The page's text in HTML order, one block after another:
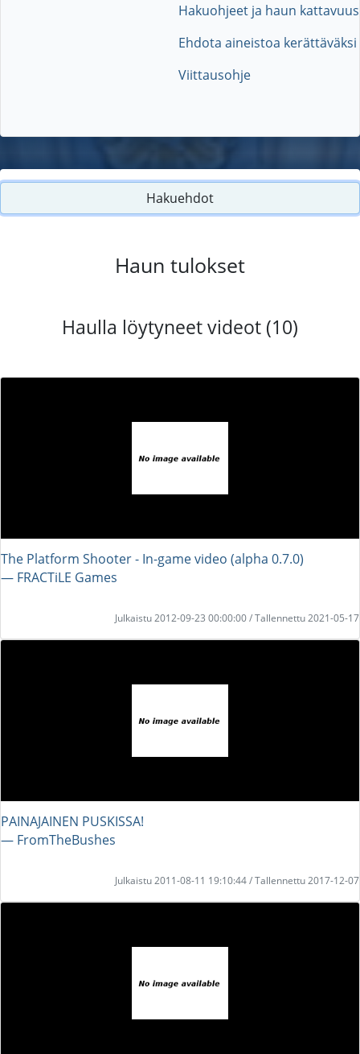
Hakuohjeet ja haun kattavuus
Ehdota aineistoa kerättäväksi
Viittausohje
Hakuehdot
Haun tulokset
Haulla löytyneet videot (10)
The Platform Shooter - In-game video (alpha 0.7.0)
― FRACTiLE Games
Julkaistu 2012-09-23 00:00:00 / Tallennettu 2021-05-17
PAINAJAINEN PUSKISSA!
― FromTheBushes
Julkaistu 2011-08-11 19:10:44 / Tallennettu 2017-12-07